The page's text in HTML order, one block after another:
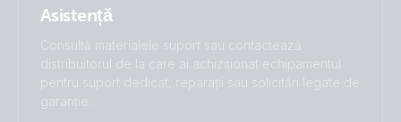
Asistență
Consultă materialele suport sau contactează
distribuitorul de la care ai achiziționat echipamentul
pentru suport dedicat, reparații sau solicitări legate de
garanție.